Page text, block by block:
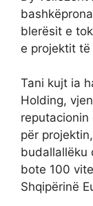
blerësit e
e projektit
Tani kujt ia
Holding,
për
budallallëku
bote 100
Shqipërinë